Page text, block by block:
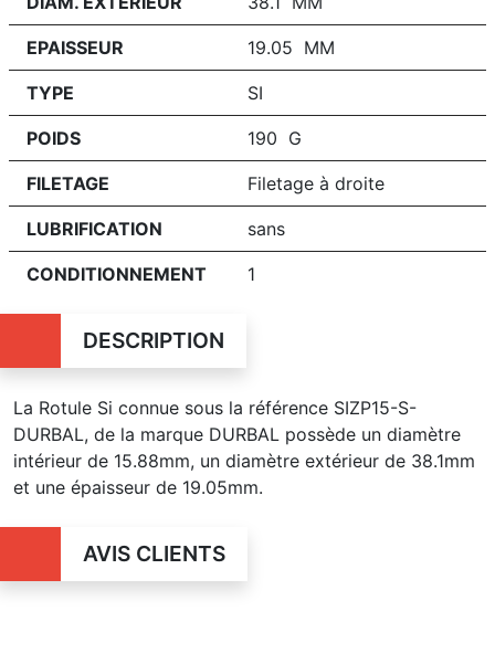
EPAISSEUR 19.05 MM
TYPE SI
POIDS 190 G
FILETAGE Filetage à droite
LUBRIFICATION sans
CONDITIONNEMENT 1
DESCRIPTION
La Rotule Si connue sous la référence SIZP15-S-
DURBAL, de la marque DURBAL possède un diamètre
intérieur de 15.88mm, un diamètre extérieur de 38.1mm
et une épaisseur de 19.05mm.
AVIS CLIENTS